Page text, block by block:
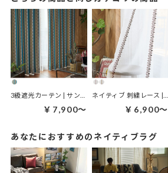
￥7,900～ ￥6,900～
あなたにおすすめのネイティブラグ